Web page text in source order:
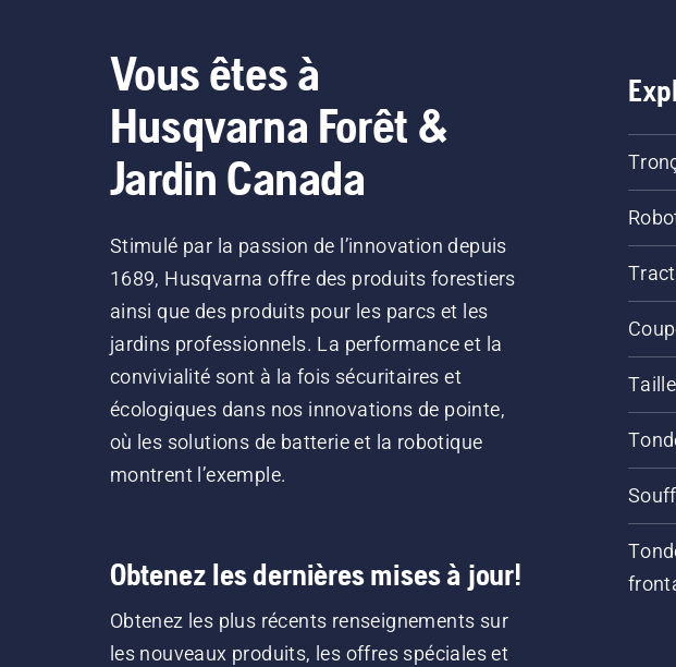
Vous êtes à
Husqvarna Forêt &
Jardin Canada
Stimulé par la passion de l’innovation depuis
1689, Husqvarna offre des produits forestiers
ainsi que des produits pour les parcs et les
jardins professionnels. La performance et la
convivialité sont à la fois sécuritaires et
écologiques dans nos innovations de pointe,
où les solutions de batterie et la robotique
montrent l’exemple.
Obtenez les dernières mises à jour!
Obtenez les plus récents renseignements sur
les nouveaux produits, les offres spéciales et